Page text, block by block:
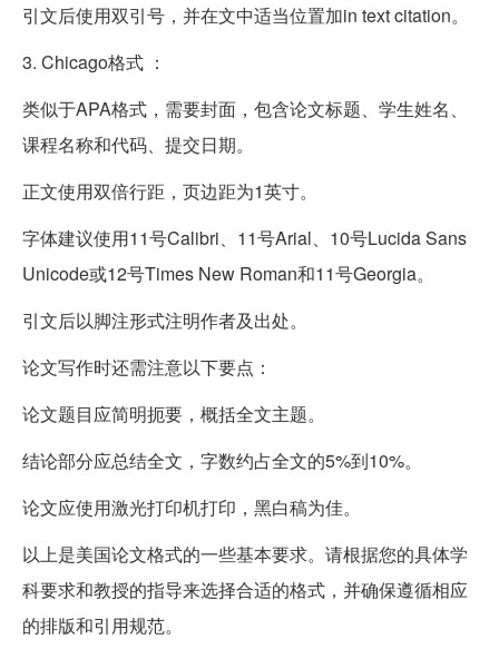
引文后使用双引号，并在文中适当位置加in text citation。
3. Chicago格式 ：
类似于APA格式，需要封面，包含论文标题、学生姓名、
课程名称和代码、提交日期。
正文使用双倍行距，页边距为1英寸。
字体建议使用11号Calibri、11号Arial、10号Lucida Sans
Unicode或12号Times New Roman和11号Georgia。
引文后以脚注形式注明作者及出处。
论文写作时还需注意以下要点：
论文题目应简明扼要，概括全文主题。
结论部分应总结全文，字数约占全文的5%到10%。
论文应使用激光打印机打印，黑白稿为佳。
以上是美国论文格式的一些基本要求。请根据您的具体学
科要求和教授的指导来选择合适的格式，并确保遵循相应
的排版和引用规范。